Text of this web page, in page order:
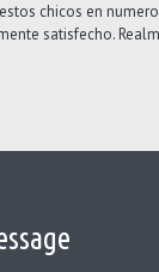
chicos en
satisfecho.